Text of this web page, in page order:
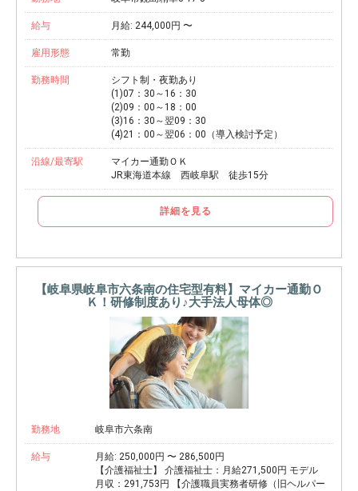
給与 月給: 244,000円 〜
雇用形態 常勤
勤務時間
シフト制・夜勤あり
(1)07：30～16：30
(2)09：00～18：00
(3)16：30～翌09：30
(4)21：00～翌06：00（導入検討予定）
沿線/最寄駅
マイカー通勤ＯＫ
JR東海道本線 西岐阜駅 徒歩15分
詳細を見る
【岐阜県岐阜市六条南の住宅型有料】マイカー通勤Ｏ
Ｋ！研修制度あり♪大手法人母体◎
勤務地 岐阜市六条南
給与
月給: 250,000円 〜 286,500円
【介護福祉士】 介護福祉士：月給271,500円 モデル
月収：291,753円 【介護職員実務者研修（旧ヘルパー